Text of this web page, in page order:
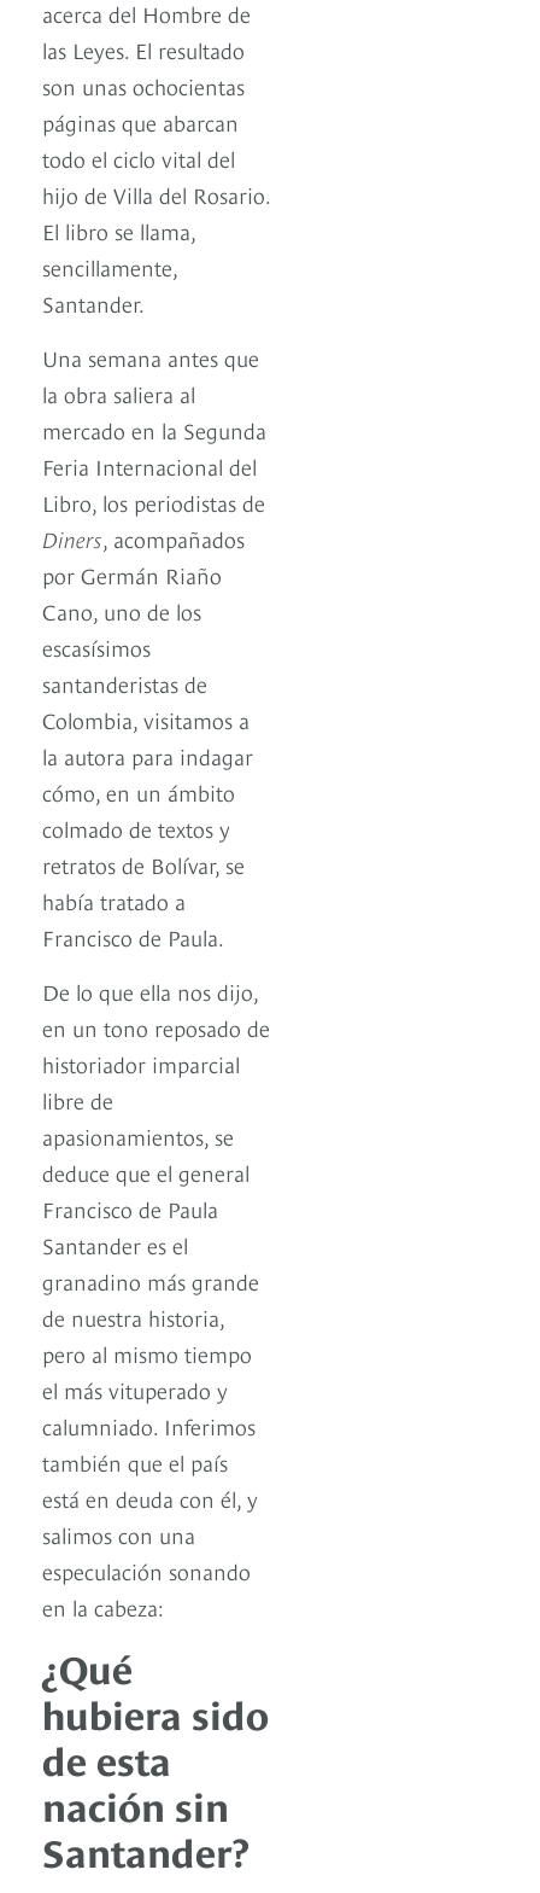
acerca del Hombre de
las Leyes. El resultado
son unas ochocientas
páginas que abarcan
todo el ciclo vital del
hijo de Villa del Rosario.
El libro se llama,
sencillamente,
Santander.
Una semana antes que
la obra saliera al
mercado en la Segunda
Feria Internacional del
Libro, los periodistas de
Diners, acompañados
por Germán Riaño
Cano, uno de los
escasísimos
santanderistas de
Colombia, visitamos a
la autora para indagar
cómo, en un ámbito
colmado de textos y
retratos de Bolívar, se
había tratado a
Francisco de Paula.
De lo que ella nos dijo,
en un tono reposado de
historiador imparcial
libre de
apasionamientos, se
deduce que el general
Francisco de Paula
Santander es el
granadino más grande
de nuestra historia,
pero al mismo tiempo
el más vituperado y
calumniado. Inferimos
también que el país
está en deuda con él, y
salimos con una
especulación sonando
en la cabeza:
¿Qué
hubiera sido
de esta
nación sin
Santander?